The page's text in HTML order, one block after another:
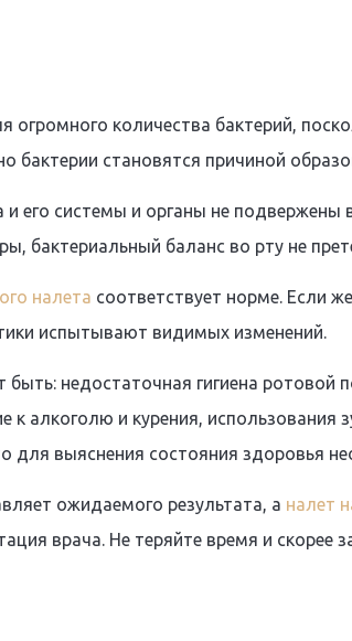
количества бактерий,
бактерии становятся причиной
и его системы и органы не
бактериальный баланс во рту не
налета соответствует норме. Если
испытывают видимых изменений.
недостаточная гигиена ротовой
к алкоголю и курения, использования
для выяснения состояния здоровья
ожидаемого результата, а налет
врача. Не теряйте время и скорее